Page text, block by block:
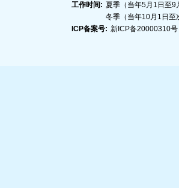
工作时间: 夏季（当年5月1日至
冬季（当年10月1日
ICP备案号: 新ICP备20000310号